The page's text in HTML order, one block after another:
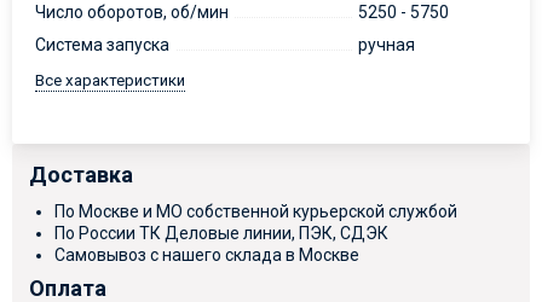
Число оборотов, об/мин
5250 - 5750
Система запуска
ручная
Все характеристики
Доставка
По Москве и МО собственной курьерской службой
По России ТК Деловые линии, ПЭК, СДЭК
Самовывоз с нашего склада в Москве
Оплата